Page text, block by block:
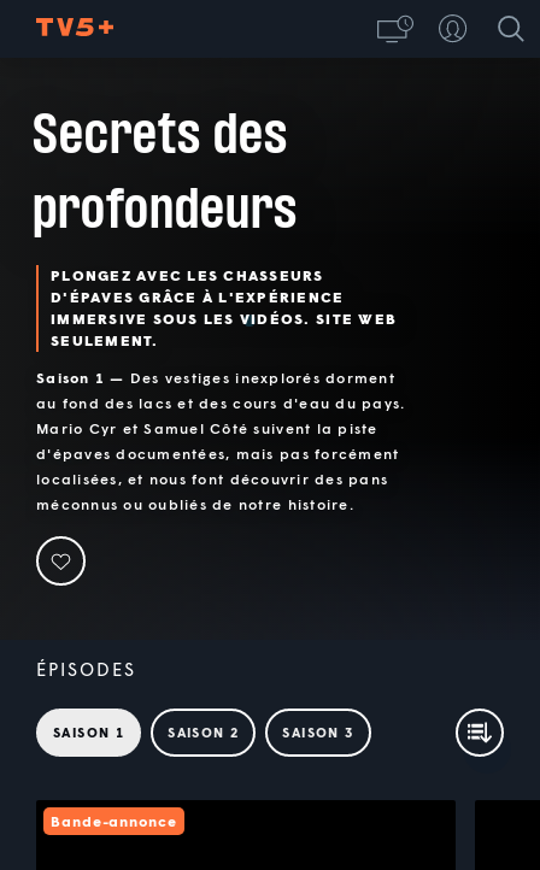
Secrets des
profondeurs
PLONGEZ AVEC LES CHASSEURS
D'ÉPAVES GRÂCE À L'EXPÉRIENCE
IMMERSIVE SOUS LES VIDÉOS. SITE WEB
SEULEMENT.
Saison 1 — Des vestiges inexplorés dorment
au fond des lacs et des cours d'eau du pays.
Mario Cyr et Samuel Côté suivent la piste
d'épaves documentées, mais pas forcément
localisées, et nous font découvrir des pans
méconnus ou oubliés de notre histoire.
ÉPISODES
SAISON 1 SAISON 2 SAISON 3
Bande-annonce